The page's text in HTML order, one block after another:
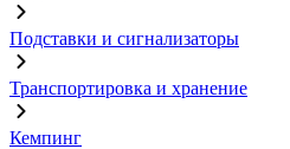
Подставки и сигнализаторы
Транспортировка и хранение
Кемпинг